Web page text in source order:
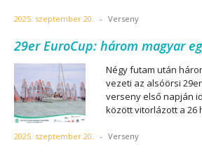
2025. szeptember 20. - Verseny
29er EuroCup: három magyar
Négy futam után
vezeti az alsóörsi
verseny első napján
között vitorlázott a 26
2025. szeptember 20. - Verseny